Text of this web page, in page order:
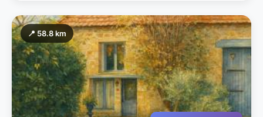
📍 58.8 km